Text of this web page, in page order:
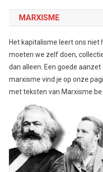
MARXISME
Het kapitalisme leert ons niet
moeten we zelf doen,
dan alleen. Een goede
marxisme vind je op onze
met teksten van Marxisme.be